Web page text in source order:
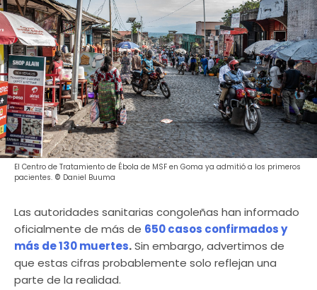
El Centro de Tratamiento de Ébola de MSF en Goma ya admitió a los primeros
pacientes. © Daniel Buuma
Las autoridades sanitarias congoleñas han informado
oficialmente de más de 650 casos confirmados y
más de 130 muertes.Sin embargo, advertimos de
que estas cifras probablemente solo reflejan una
parte de la realidad.